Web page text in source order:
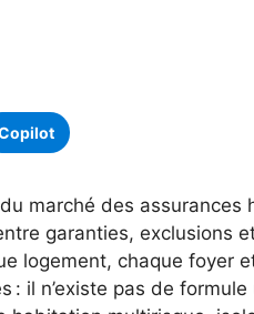
marché des assurances
garanties, exclusions
logement, chaque foyer
: il n’existe pas de